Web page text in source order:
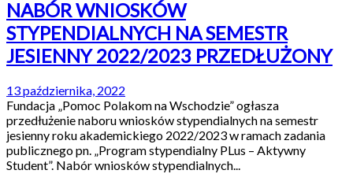
NABÓR WNIOSKÓW
STYPENDIALNYCH NA SEMESTR
JESIENNY 2022/2023 PRZEDŁUŻONY
13 października, 2022
Fundacja „Pomoc Polakom na Wschodzie” ogłasza
przedłużenie naboru wniosków stypendialnych na semestr
jesienny roku akademickiego 2022/2023 w ramach zadania
publicznego pn. „Program stypendialny PLus – Aktywny
Student”. Nabór wniosków stypendialnych...